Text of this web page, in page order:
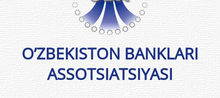
O’ZBEKISTON BANKLARI
ASSOTSIATSIYASI